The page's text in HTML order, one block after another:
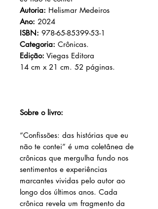
Autoria: Helismar Medeiros
Ano: 2024
ISBN: 978-65-85399-53-1
Categoria: Crônicas.
Edição: Viegas Editora
14 cm x 21 cm. 52 páginas.
Sobre o livro:
“Confissões: das histórias que eu
não te contei” é uma coletânea de
crônicas que mergulha fundo nos
sentimentos e experiências
marcantes vividas pelo autor ao
longo dos últimos anos. Cada
crônica revela um fragmento da